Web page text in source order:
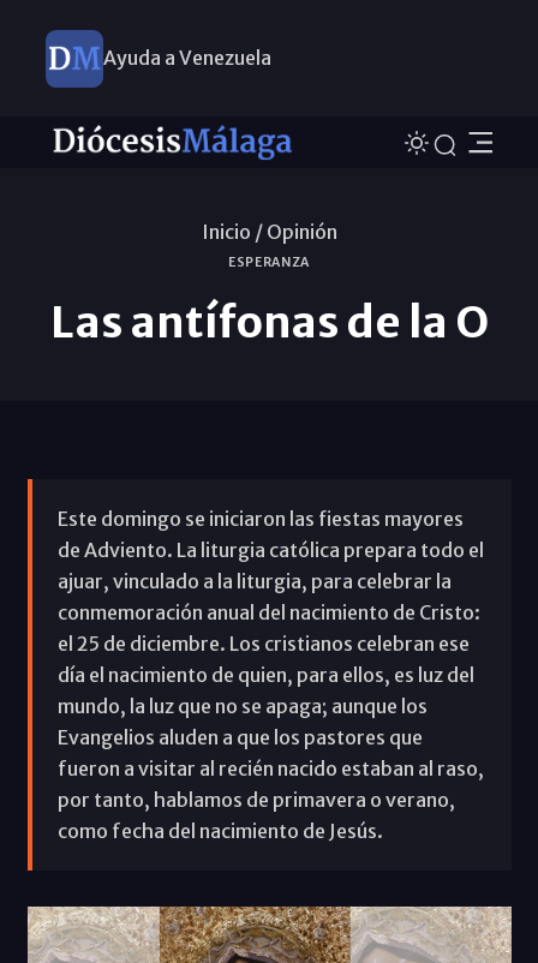
Ayuda a Venezuela
Inicio / Opinión
ESPERANZA
Las antífonas de la O
Este domingo se iniciaron las fiestas mayores
de Adviento. La liturgia católica prepara todo el
ajuar, vinculado a la liturgia, para celebrar la
conmemoración anual del nacimiento de Cristo:
el 25 de diciembre. Los cristianos celebran ese
día el nacimiento de quien, para ellos, es luz del
mundo, la luz que no se apaga; aunque los
Evangelios aluden a que los pastores que
fueron a visitar al recién nacido estaban al raso,
por tanto, hablamos de primavera o verano,
como fecha del nacimiento de Jesús.